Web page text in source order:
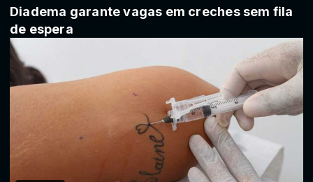
Diadema garante vagas em creches sem fila
de espera